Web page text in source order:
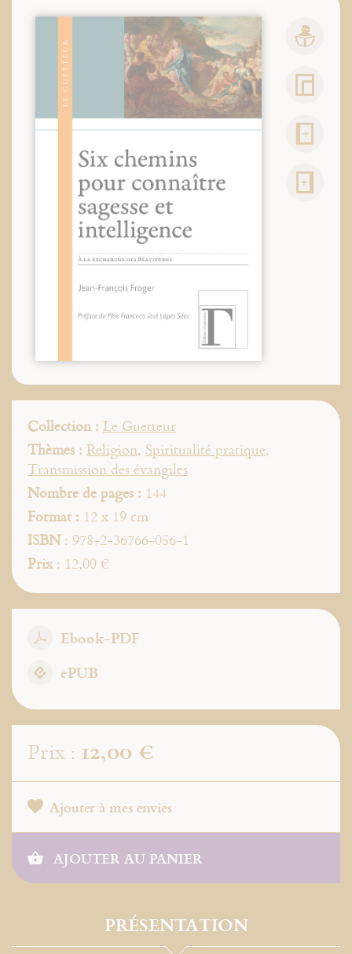
Collection : Le Guetteur
Thèmes : Religion, Spiritualité pratique,
Transmission des évangiles
Nombre de pages : 144
Format : 12 x 19 cm
ISBN: 978-2-36766-056-1
Prix: 12,00 €
Ebook-PDF
ePUB
Prix : 12,00 €
Ajouter à mes envies
AJOUTER AU PANIER
PRÉSENTATION